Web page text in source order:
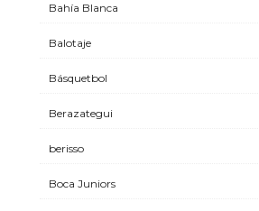
Bahía Blanca
Balotaje
Básquetbol
Berazategui
berisso
Boca Juniors